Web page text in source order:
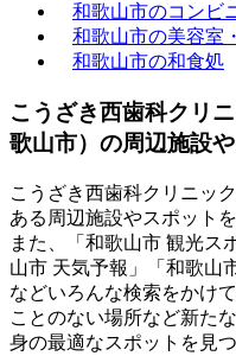
和歌山市のコンビ
和歌山市の美容室
和歌山市の和食処
こうざき西歯科クリ
歌山市）の周辺施設
こうざき西歯科クリニッ
ある周辺施設やスポット
また、「和歌山市 観光ス
山市 天気予報」「和歌山
などいろんな検索をかけ
ことのない場所など新た
身の最適なスポットを見